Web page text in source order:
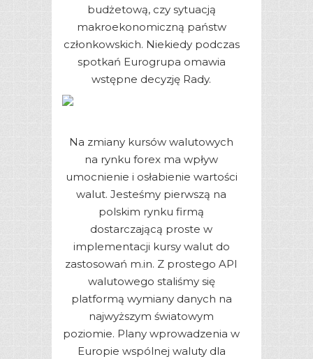
budżetową, czy sytuacją
makroekonomiczną państw
członkowskich. Niekiedy podczas
spotkań Eurogrupa omawia
wstępne decyzję Rady.
Na zmiany kursów walutowych
na rynku forex ma wpływ
umocnienie i osłabienie wartości
walut. Jesteśmy pierwszą na
polskim rynku firmą
dostarczającą proste w
implementacji kursy walut do
zastosowań m.in. Z prostego API
walutowego staliśmy się
platformą wymiany danych na
najwyższym światowym
poziomie. Plany wprowadzenia w
Europie wspólnej waluty dla